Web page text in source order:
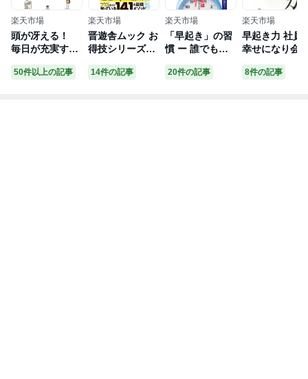
楽天市場
頭が冴える！
毎日が充実す
起き [ 塚本亮 ]
50件以上の記事
楽天市場
晋遊舎ムック お
得技シリーズ18
になる！ スゴい
14件の記事
楽天市場
「早起き」の習
慣 ー 誰でもで
できる! 失敗し
20件の記事
楽天市場
早起き力 社員
幸せになり会
単な方法【電
8件の記事